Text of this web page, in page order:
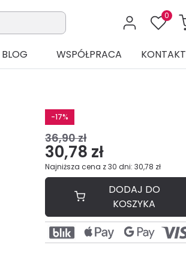
0
BLOG WSPÓŁPRACA KONTAKT
-17%
36,90 zł
30,78 zł
Najniższa cena z 30 dni: 30,78 zł
DODAJ DO
KOSZYKA